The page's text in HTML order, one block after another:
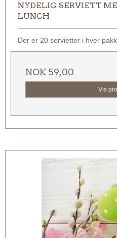
NYDELIG SERVIETT
LUNCH
Der er 20 servietter i hver
NOK 59,00
Vis